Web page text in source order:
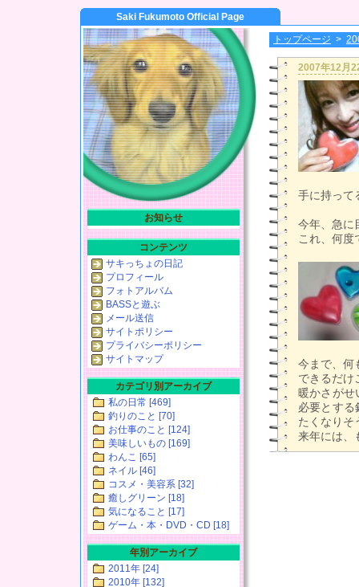
Saki Fukumoto Official Page
トップページ >
2007年12月
手に持って
今年、急に
これ、何度
今まで、何
できるだけ
暖かさがせ
必要とする
たくなりそ
来年には、
お知らせ
コンテンツ
サキっちょの日記
プロフィール
フォトアルバム
BASSと遊ぶ
メール送信
サイトポリシー
プライバシーポリシー
サイトマップ
カテゴリ別アーカイブ
私の日常 [469]
釣りのこと [70]
お仕事のこと [124]
美味しいもの [169]
わんこ [65]
ネイル [46]
コスメ・美容系 [32]
癒しグリーン [18]
気になること [17]
ゲーム・本・DVD・CD [18]
年別アーカイブ
2011年 [24]
2010年 [132]